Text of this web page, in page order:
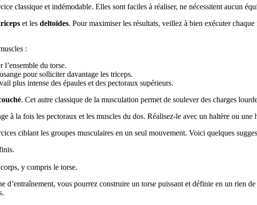
classique et indémodable. Elles sont faciles à réaliser, ne nécessitent aucun
et les deltoïdes. Pour maximiser les résultats, veillez à bien exécuter
:
l’ensemble du torse.
pour solliciter davantage les triceps.
plus intense des épaules et des pectoraux supérieurs.
. Cet autre classique de la musculation permet de soulever des charges
à la fois les pectoraux et les muscles du dos. Réalisez-le avec un haltère ou
ciblant les groupes musculaires en un seul mouvement. Voici quelques
y compris le torse.
d’entraînement, vous pourrez construire un torse puissant et définie en un rien